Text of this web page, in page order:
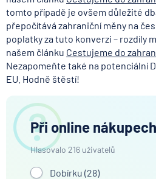
tomto případě je ovšem důležité
přepočítává zahraniční měny na
poplatky za tuto konverzi – rozdíly
našem článku Cestujeme do
Nezapomeňte také na potenciální
EU. Hodně štěstí!
Při online
Hlasovalo 216 uživatelů
Dobírku (28)